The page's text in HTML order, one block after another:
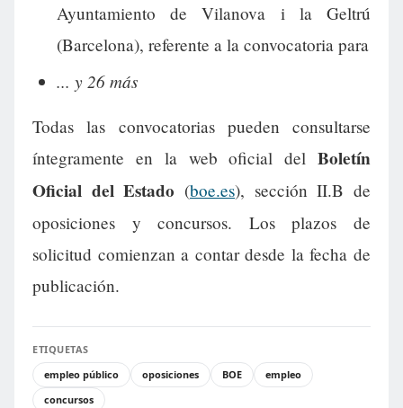
Ayuntamiento de Vilanova i la Geltrú
(Barcelona), referente a la convocatoria para
... y 26 más
Todas las convocatorias pueden consultarse
íntegramente en la web oficial del Boletín
Oficial del Estado (boe.es), sección II.B de
oposiciones y concursos. Los plazos de
solicitud comienzan a contar desde la fecha de
publicación.
ETIQUETAS
empleo público
oposiciones BOE
empleo
concursos